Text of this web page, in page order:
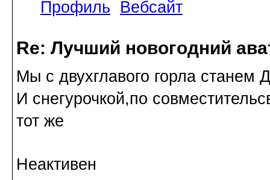
Профиль
Вебсайт
Re: Лучший новогодний
Мы с двухглавого горла станем
И снегурочкой,по
тот же
Неактивен